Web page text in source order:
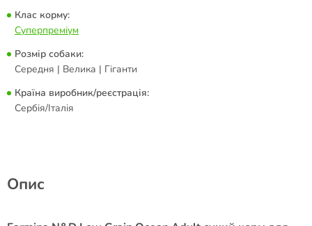
Клас корму:
Суперпреміум
Розмір собаки:
Середня | Велика | Гіганти
Країна виробник/реєстрація:
Сербія/Італія
Опис